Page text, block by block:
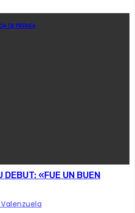
DE PRENSA
DEBUT: «FUE UN BUEN